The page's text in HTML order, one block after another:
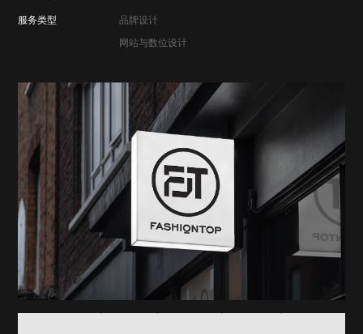
服务类型
品牌设计
网站与数位设计